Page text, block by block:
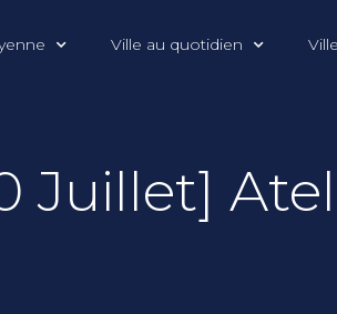
Ville au quotidien
Juillet]